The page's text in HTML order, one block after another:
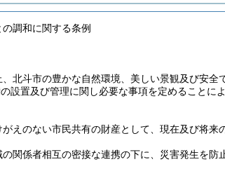
調和に関する条例
北斗市の豊かな自然環境、美しい景観及び安全
設置及び管理に関し必要な事項を定めることに
えのない市民共有の財産として、現在及び将来
関係者相互の密接な連携の下に、災害発生を防